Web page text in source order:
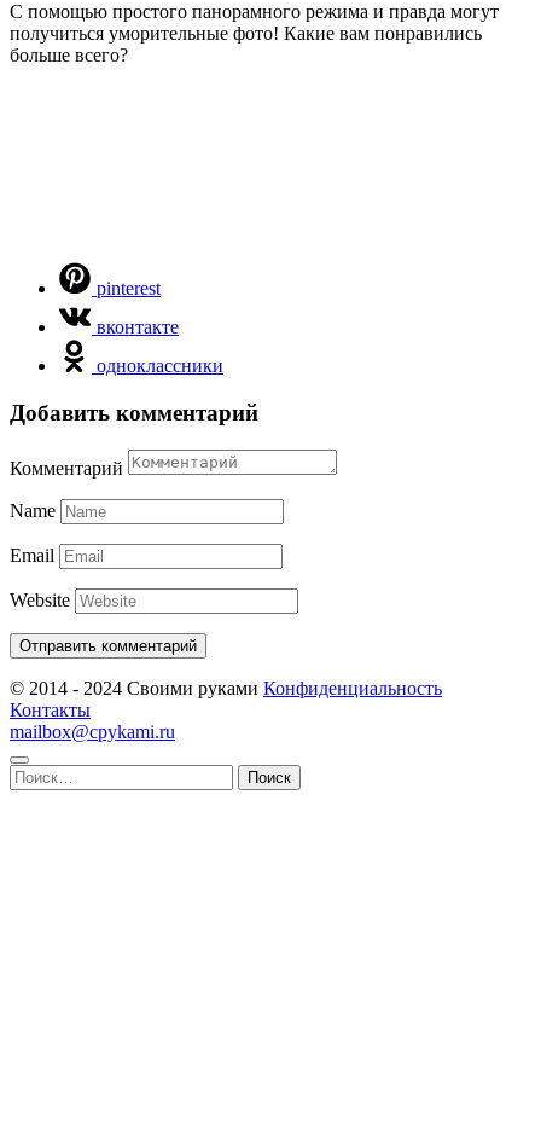
С помощью простого панорамного режима и правда могут
получиться уморительные фото! Какие вам понравились
больше всего?
pinterest
вконтакте
одноклассники
Добавить комментарий
Комментарий
Name
Email
Website
© 2014 - 2024 Своими руками Конфиденциальность
Контакты
mailbox@cpykami.ru
Найти: